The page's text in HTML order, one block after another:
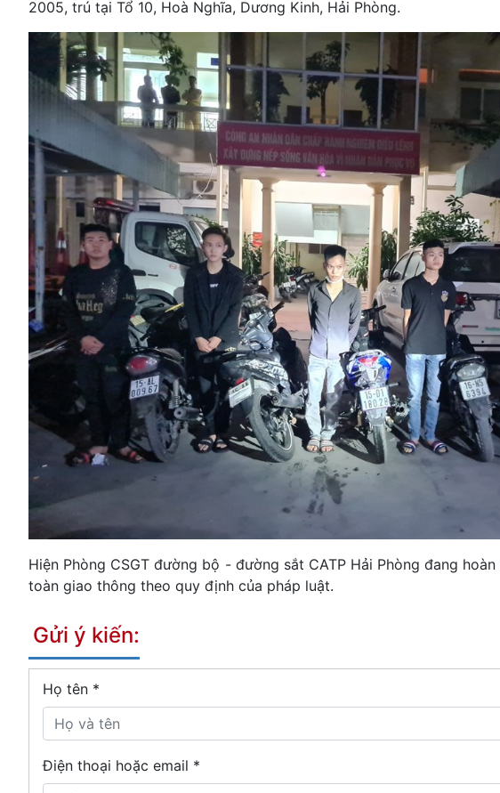
2005, trú tại Tổ 10, Hoà Nghĩa, Dương Kinh, Hải Phòng.
Hiện Phòng CSGT đường bộ - đường sắt CATP Hải Phòng đang
toàn giao thông theo quy định của pháp luật.
Gửi ý kiến:
Họ tên *
Điện thoại hoặc email *